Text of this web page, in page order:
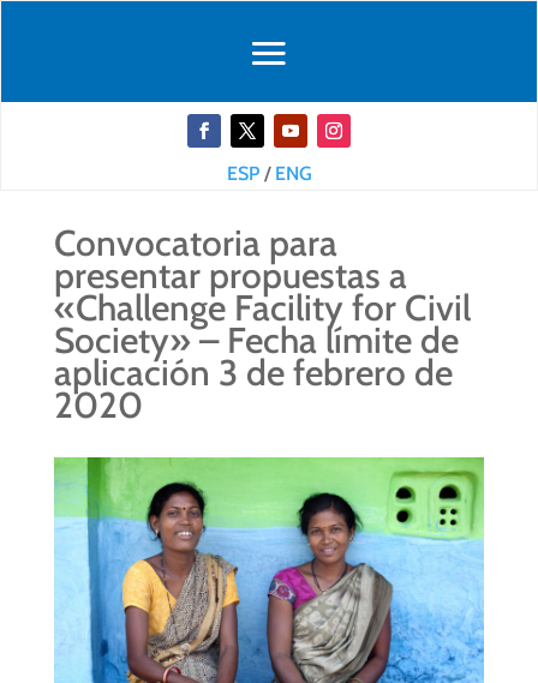
ESP/ ENG
Convocatoria para
presentar propuestas a
«Challenge Facility for Civil
Society» – Fecha límite de
aplicación 3 de febrero de
2020